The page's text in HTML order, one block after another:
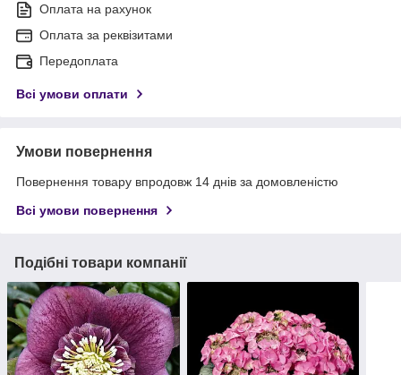
Оплата на рахунок
Оплата за реквізитами
Передоплата
Всі умови оплати
Умови повернення
Повернення товару впродовж 14 днів за домовленістю
Всі умови повернення
Подібні товари компанії